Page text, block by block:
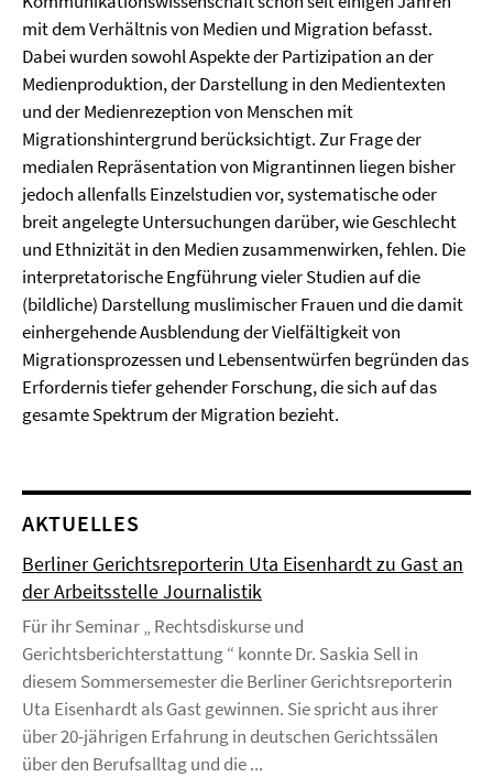
mit dem Verhältnis von Medien und Migration befasst.
Dabei wurden sowohl Aspekte der Partizipation an der
Medienproduktion, der Darstellung in den Medientexten
und der Medienrezeption von Menschen mit
Migrationshintergrund berücksichtigt. Zur Frage der
medialen Repräsentation von Migrantinnen liegen bisher
jedoch allenfalls Einzelstudien vor, systematische oder
breit angelegte Untersuchungen darüber, wie Geschlecht
und Ethnizität in den Medien zusammenwirken, fehlen. Die
interpretatorische Engführung vieler Studien auf die
(bildliche) Darstellung muslimischer Frauen und die damit
einhergehende Ausblendung der Vielfältigkeit von
Migrationsprozessen und Lebensentwürfen begründen das
Erfordernis tiefer gehender Forschung, die sich auf das
gesamte Spektrum der Migration bezieht.
AKTUELLES
Berliner Gerichtsreporterin Uta Eisenhardt zu Gast an
der Arbeitsstelle Journalistik
Für ihr Seminar „ Rechtsdiskurse und
Gerichtsberichterstattung “ konnte Dr. Saskia Sell in
diesem Sommersemester die Berliner Gerichtsreporterin
Uta Eisenhardt als Gast gewinnen. Sie spricht aus ihrer
über 20-jährigen Erfahrung in deutschen Gerichtssälen
über den Berufsalltag und die ...